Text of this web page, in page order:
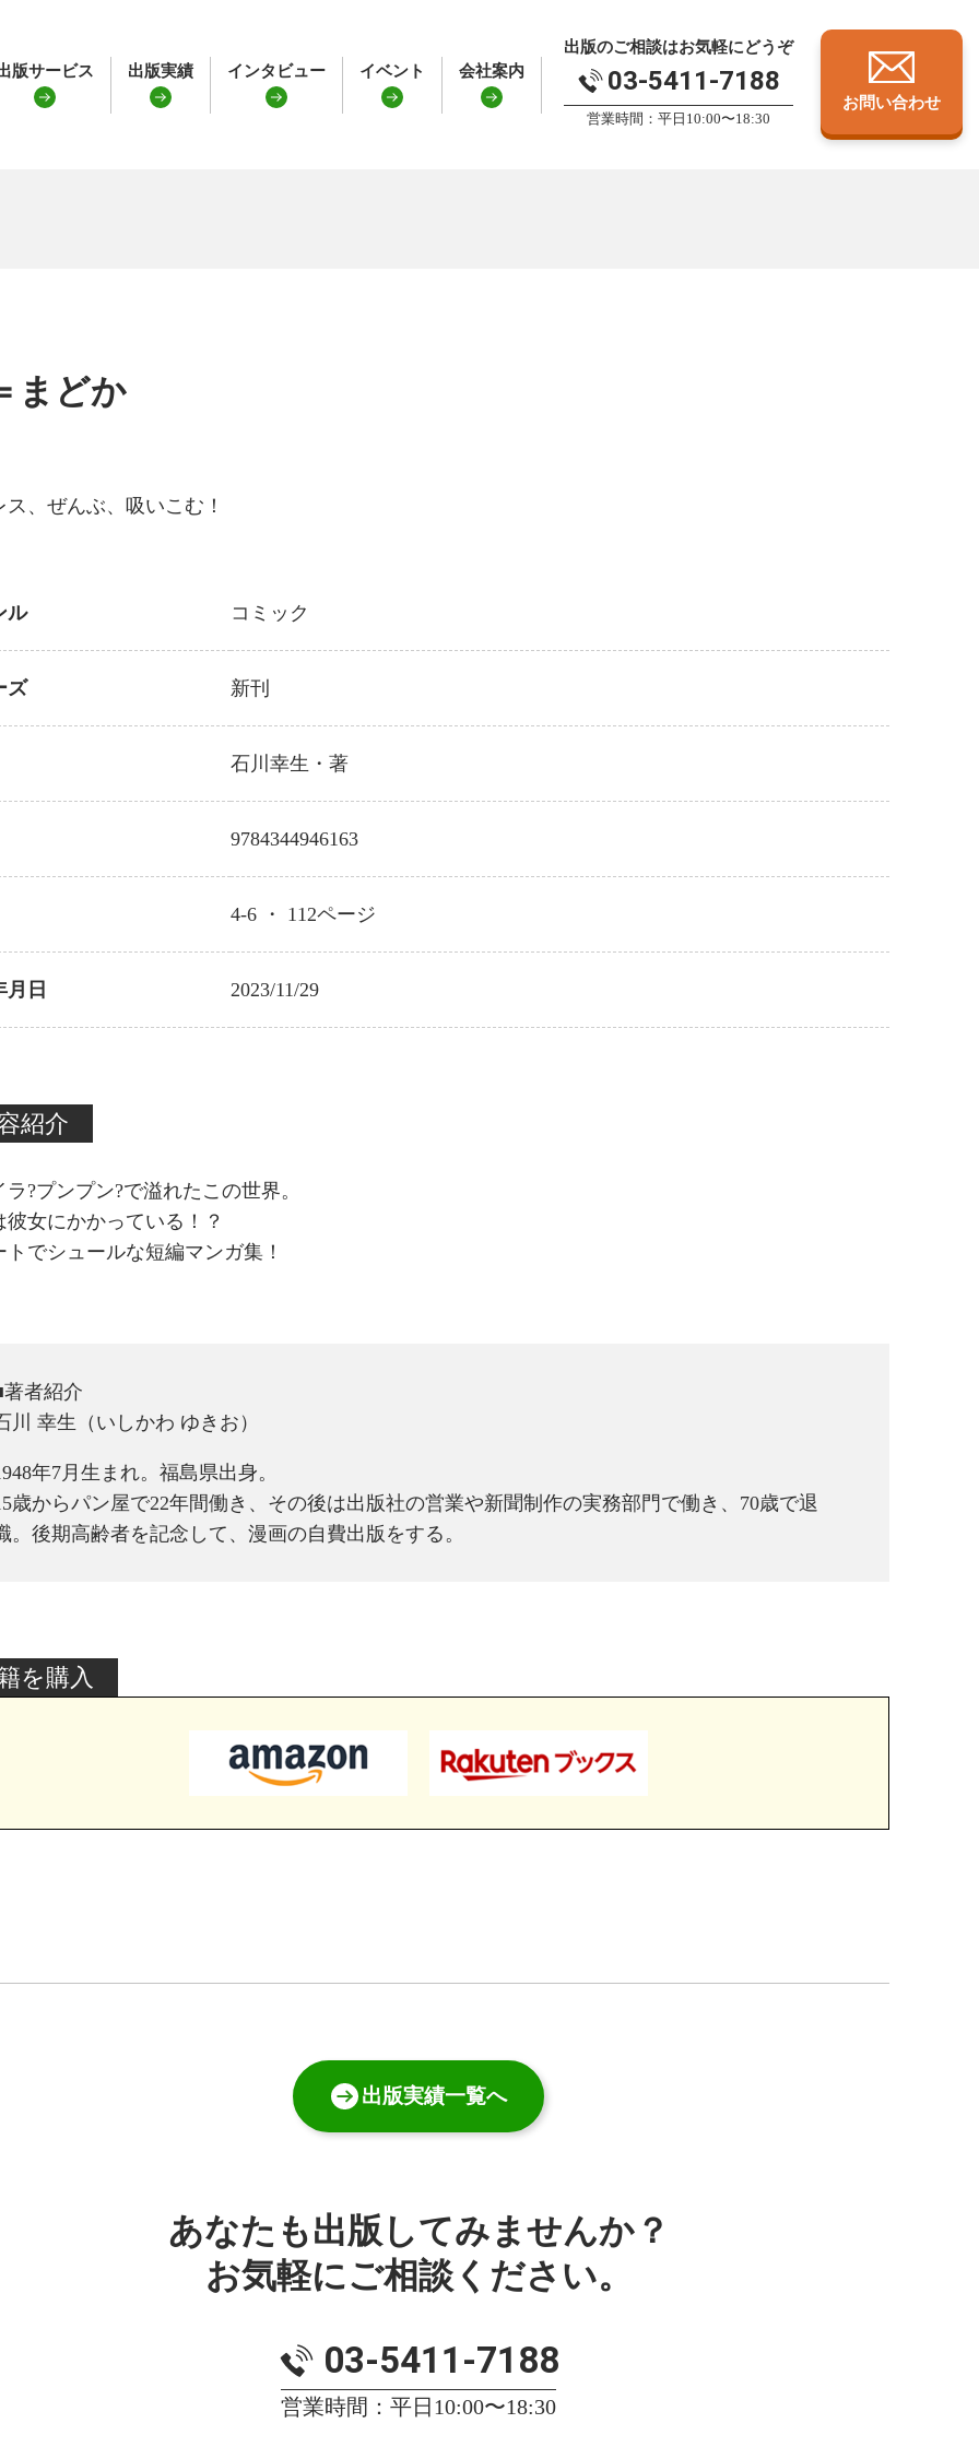
版サービス 出版実績 インタビュー イベント 会社案内
出版のご相談はお気軽にどうぞ
03-5411-7188
営業時間：平日10:00〜18:30
お問い合わせ
まどか
ス、ぜんぶ、吸いこむ！
ル コミック
ズ 新刊
石川幸生 ・著
9784344946163
4-6 ・ 112ページ
月日 2023/11/29
紹介
?プンプン?で溢れたこの世界。
彼女にかかっている！？
トでシュールな短編マンガ集！
者紹介
川 幸生（いしかわ ゆきお）
年7月生まれ。福島県出身。
歳からパン屋で22年間働き、その後は出版社の営業や新聞制作の実務部門で働き、70歳で退
。後期高齢者を記念して、漫画の自費出版をする。
を購入
出版実績一覧へ
あなたも出版してみませんか？
お気軽にご相談ください。
03-5411-7188
営業時間：平日10:00〜18:30